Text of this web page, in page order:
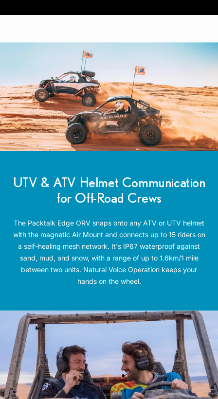
UTV & ATV Helmet Communication
for Off-Road Crews
The Packtalk Edge ORV snaps onto any ATV or UTV helmet
with the magnetic Air Mount and connects up to 15 riders on
a self-healing mesh network. It's IP67 waterproof against
sand, mud, and snow, with a range of up to 1.6km/1 mile
between two units. Natural Voice Operation keeps your
hands on the wheel.